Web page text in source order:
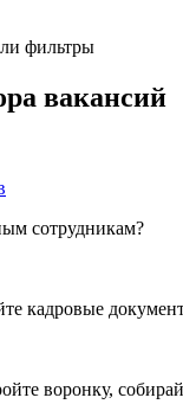
фильтры
вакансий
сотрудникам?
кадровые
воронку,